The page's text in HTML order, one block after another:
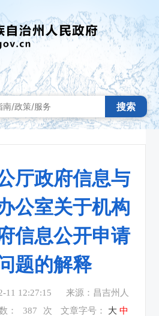
搜索
厅政府信息与
公室关于机构
信息公开申请
题的解释
11 12:27:15
来源：昌吉州人
： 387 次 文章字号： 大 中